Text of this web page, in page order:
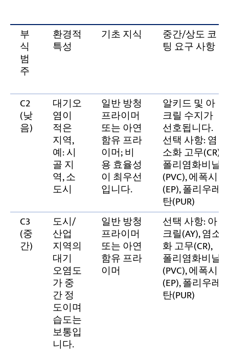
부
식
범
주
환경적
특성
기초 지식 중간/상도 코
팅 요구 사항
C2
(낮
음)
대기오
염이
적은
지역,
예: 시
골 지
역, 소
도시
일반 방청
프라이머
또는 아연
함유 프라
이머; 비
용 효율성
이 최우선
입니다.
알키드 및 아
크릴 수지가
선호됩니다.
선택 사항: 염
소화 고무(CR),
폴리염화비닐
(PVC), 에폭시
(EP), 폴리우레
탄(PUR)
C3
(중
간)
도시/
산업
지역의
대기
오염도
가 중
간 정
도이며
습도는
보통입
니다.
일반 방청
프라이머
또는 아연
함유 프라
이머
선택 사항: 아
크릴(AY), 염소
화 고무(CR),
폴리염화비닐
(PVC), 에폭시
(EP), 폴리우레
탄(PUR)